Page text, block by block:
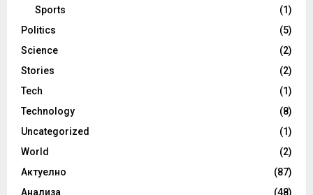
Sports
(1)
Politics
(5)
Science
(2)
Stories
(2)
Tech
(1)
Technology
(8)
Uncategorized
(1)
World
(2)
Актуелно
(87)
Анализа
(48)